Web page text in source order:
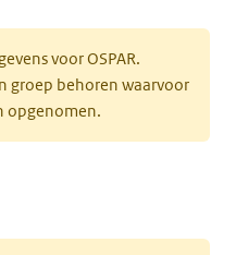
voor OSPAR.
groep behoren waarvoor
opgenomen.